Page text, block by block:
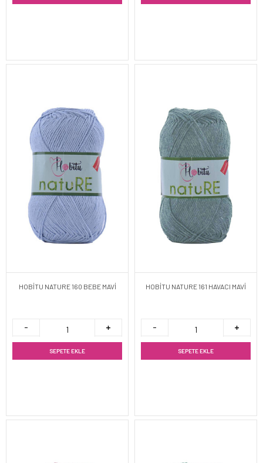
HOBİTU NATURE 160 BEBE MAVİ
SEPETE EKLE
HOBİTU NATURE 161 HAVACI MAVİ
SEPETE EKLE